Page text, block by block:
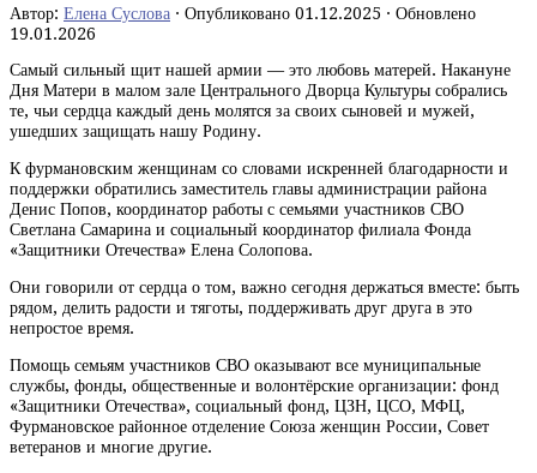
Автор: Елена Суслова · Опубликовано 01.12.2025 · Обновлено
19.01.2026
Самый сильный щит нашей армии — это любовь матерей. Накануне
Дня Матери в малом зале Центрального Дворца Культуры собрались
те, чьи сердца каждый день молятся за своих сыновей и мужей,
ушедших защищать нашу Родину.
К фурмановским женщинам со словами искренней благодарности и
поддержки обратились заместитель главы администрации района
Денис Попов, координатор работы с семьями участников СВО
Светлана Самарина и социальный координатор филиала Фонда
«Защитники Отечества» Елена Солопова.
Они говорили от сердца о том, важно сегодня держаться вместе: быть
рядом, делить радости и тяготы, поддерживать друг друга в это
непростое время.
Помощь семьям участников СВО оказывают все муниципальные
службы, фонды, общественные и волонтёрские организации: фонд
«Защитники Отечества», социальный фонд, ЦЗН, ЦСО, МФЦ,
Фурмановское районное отделение Союза женщин России, Совет
ветеранов и многие другие.